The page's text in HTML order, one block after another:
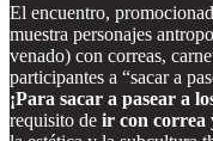
El encuentro,
muestra personajes
venado) con correas,
participantes a “sacar a
¡Para sacar a pasear a
requisito de ir con correa